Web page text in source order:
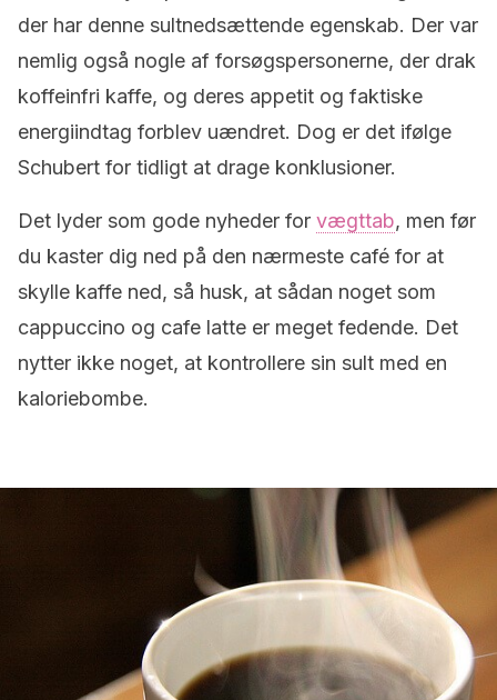
der har denne sultnedsættende egenskab. Der var
nemlig også nogle af forsøgspersonerne, der drak
koffeinfri kaffe, og deres appetit og faktiske
energiindtag forblev uændret. Dog er det ifølge
Schubert for tidligt at drage konklusioner.
Det lyder som gode nyheder for vægttab, men før
du kaster dig ned på den nærmeste café for at
skylle kaffe ned, så husk, at sådan noget som
cappuccino og cafe latte er meget fedende. Det
nytter ikke noget, at kontrollere sin sult med en
kaloriebombe.